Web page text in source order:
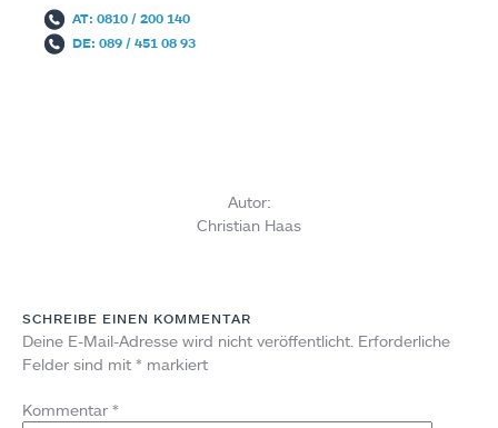
AT: 0810 / 200 140
DE: 089 / 451 08 93
Autor:
Christian Haas
SCHREIBE EINEN KOMMENTAR
Deine E-Mail-Adresse wird nicht veröffentlicht. Erforderliche
Felder sind mit * markiert
Kommentar *